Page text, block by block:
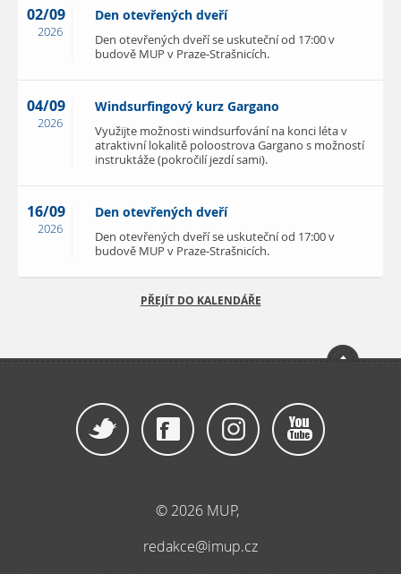
02/09
2026
Den otevřených dveří
Den otevřených dveří se uskuteční od 17:00 v
budově MUP v Praze-Strašnicích.
04/09
2026
Windsurfingový kurz Gargano
Využijte možnosti windsurfování na konci léta v
atraktivní lokalitě poloostrova Gargano s možností
instruktáže (pokročilí jezdí sami).
16/09
2026
Den otevřených dveří
Den otevřených dveří se uskuteční od 17:00 v
budově MUP v Praze-Strašnicích.
PŘEJÍT DO KALENDÁŘE
© 2026 MUP,
redakce@imup.cz